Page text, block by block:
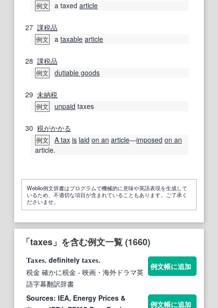
例文 a taxed article
27 課税品
例文 a taxable article
28 課税品
例文 dutiable goods
29 未納税
例文 unpaid taxes
30 税がかかる
例文 A tax is laid on an article―imposed on an
article.
Weblio例文辞書はプログラムで機械的に意味や英語表現を生成して
いるため、不適切な項目が含まれていることもあります。ご了承く
ださいませ。
「taxes」を含む例文一覧 (1660)
Taxes. definitely taxes.
税金 確かに税金 - 映画・海外ドラマ英
語字幕翻訳辞書
例文帳に追加
Sources: IEA, Energy Prices &
例文帳に追加